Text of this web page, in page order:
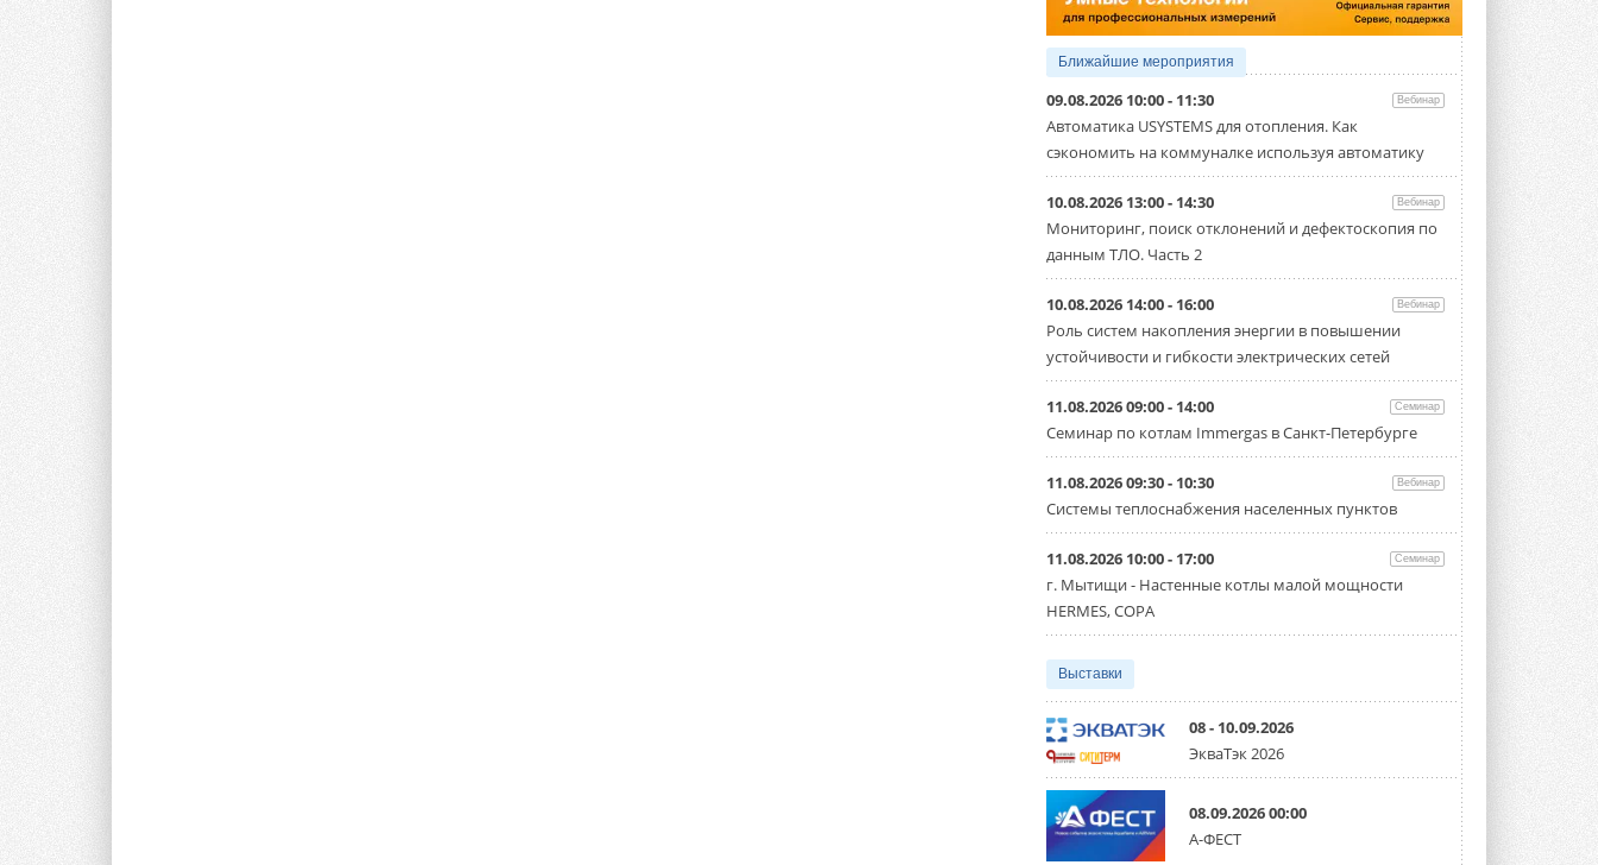
Ближайшие мероприятия
09.08.2026 10:00 - 11:30 Вебинар
Автоматика USYSTEMS для отопления. Как
сэкономить на коммуналке используя автоматику
10.08.2026 13:00 - 14:30 Вебинар
Мониторинг, поиск отклонений и дефектоскопия по
данным ТЛО. Часть 2
10.08.2026 14:00 - 16:00 Вебинар
Роль систем накопления энергии в повышении
устойчивости и гибкости электрических сетей
11.08.2026 09:00 - 14:00 Семинар
Семинар по котлам Immergas в Санкт-Петербурге
11.08.2026 09:30 - 10:30 Вебинар
Системы теплоснабжения населенных пунктов
11.08.2026 10:00 - 17:00 Семинар
г. Мытищи - Настенные котлы малой мощности
HERMES, COPA
Выставки
08 - 10.09.2026
ЭкваТэк 2026
08.09.2026 00:00
А-ФЕСТ